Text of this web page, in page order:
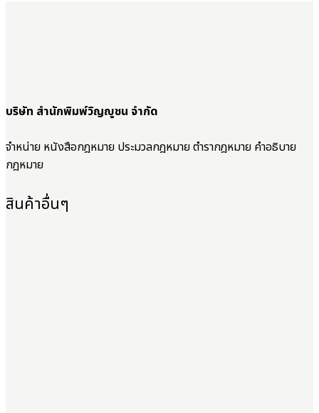
บริษัท สำนักพิมพ์วิญญูชน จำกัด
จำหน่าย หนังสือกฎหมาย ประมวลกฎหมาย ตำรากฎหมาย คำอธิบาย
กฎหมาย
สินค้าอื่นๆ